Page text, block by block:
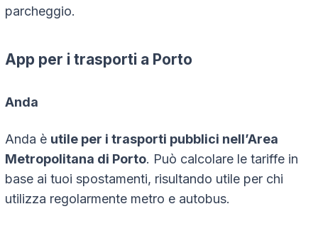
parcheggio.
App per i trasporti a Porto
Anda
Anda è utile per i trasporti pubblici nell’Area
Metropolitana di Porto. Può calcolare le tariffe in
base ai tuoi spostamenti, risultando utile per chi
utilizza regolarmente metro e autobus.